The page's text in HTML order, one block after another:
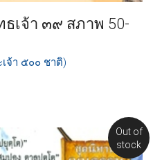
เจ้า ๓๙ สภาพ 50-
จ้า ๕๐๐ ชาติ)
Out of
stock